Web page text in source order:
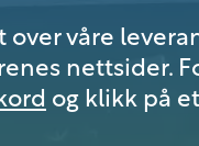
over våre
nettsider.
og klikk på